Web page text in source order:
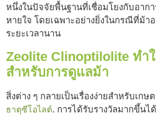
หนึ่งในปัจจัยพื้นฐานที่เชื่อมโยงกับอาก
หายใจ โดยเฉพาะอย่างยิ่งในกรณีที่ม้า
ระยะเวลานาน
Zeolite Clinoptilolite ทำ
สำหรับการดูแลม้า
สิ่งต่าง ๆ กลายเป็นเรื่องง่ายสำหรับเก
ธาตุซีโอไลต์. การได้รับรางวัลมากขึ้นไ